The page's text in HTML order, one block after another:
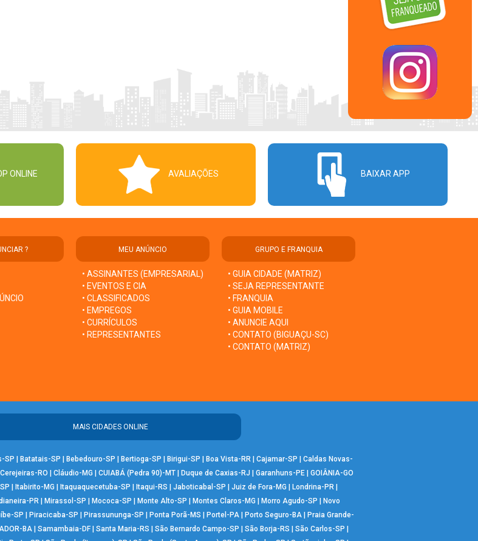
ONLINE AVALIAÇÕES BAIXAR APP
? MEU ANÚNCIO
• ASSINANTES (EMPRESARIAL)
• EVENTOS E CIA
• CLASSIFICADOS
• EMPREGOS
• CURRÍCULOS
• REPRESENTANTES
GRUPO E FRANQUIA
• GUIA CIDADE (MATRIZ)
• SEJA REPRESENTANTE
• FRANQUIA
• GUIA MOBILE
• ANUNCIE AQUI
• CONTATO (BIGUAÇU-SC)
• CONTATO (MATRIZ)
MAIS CIDADES ONLINE
SP Batatais-SP Bebedouro-SP Bertioga-SP Birigui-SP Boa Vista-RR Cajamar-SP
Caldas Novas-
Cerejeiras-RO Cláudio-MG CUIABÁ (Pedra 90)-MT Duque de Caxias-RJ Garanhuns-PE
GOIÂNIA-GO
Itabirito-MG Itaquaquecetuba-SP Itaqui-RS Jaboticabal-SP Juiz de Fora-MG Londrina-PR
PR| Mirassol-SP Mococa-SP Monte Alto-SP Montes Claros-MG Morro Agudo-SP
Novo
SP Piracicaba-SP Pirassununga-SP Ponta Porã-MS Portel-PA| Porto Seguro-BA|
Praia Grande-
BA| Samambaia-DF| Santa Maria-RS São Bernardo Campo-SP São Borja-RS São Carlos-SP